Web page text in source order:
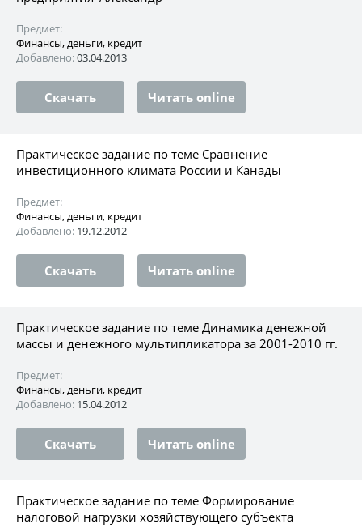
Предмет:
Финансы, деньги, кредит
Добавлено:03.04.2013
Скачать Читать online
Практическое задание по теме Сравнение
инвестиционного климата России и Канады
Предмет:
Финансы, деньги, кредит
Добавлено: 19.12.2012
Скачать Читать online
Практическое задание по теме Динамика денежной
массы и денежного мультипликатора за 2001-2010 гг.
Предмет:
Финансы, деньги, кредит
Добавлено: 15.04.2012
Скачать Читать online
Практическое задание по теме Формирование
налоговой нагрузки хозяйствующего субъекта